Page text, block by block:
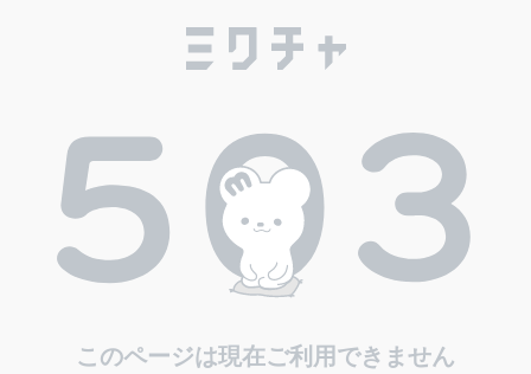
このページは現在ご利用できません